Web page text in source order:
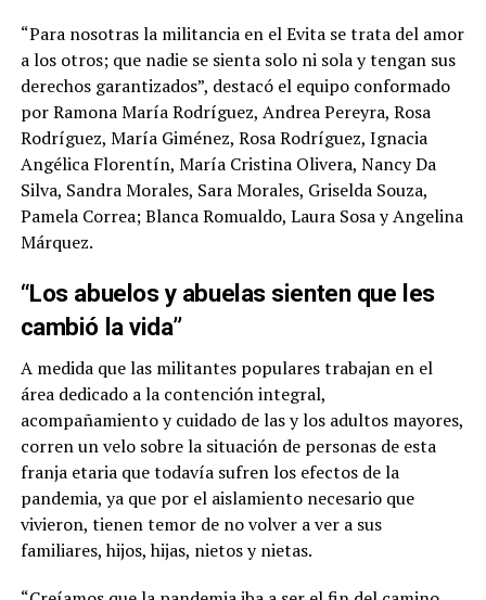
“Para nosotras la militancia en el Evita se trata del amor
a los otros; que nadie se sienta solo ni sola y tengan sus
derechos garantizados”, destacó el equipo conformado
por Ramona María Rodríguez, Andrea Pereyra, Rosa
Rodríguez, María Giménez, Rosa Rodríguez, Ignacia
Angélica Florentín, María Cristina Olivera, Nancy Da
Silva, Sandra Morales, Sara Morales, Griselda Souza,
Pamela Correa; Blanca Romualdo, Laura Sosa y Angelina
Márquez.
“Los abuelos y abuelas sienten que les
cambió la vida”
A medida que las militantes populares trabajan en el
área dedicado a la contención integral,
acompañamiento y cuidado de las y los adultos mayores,
corren un velo sobre la situación de personas de esta
franja etaria que todavía sufren los efectos de la
pandemia, ya que por el aislamiento necesario que
vivieron, tienen temor de no volver a ver a sus
familiares, hijos, hijas, nietos y nietas.